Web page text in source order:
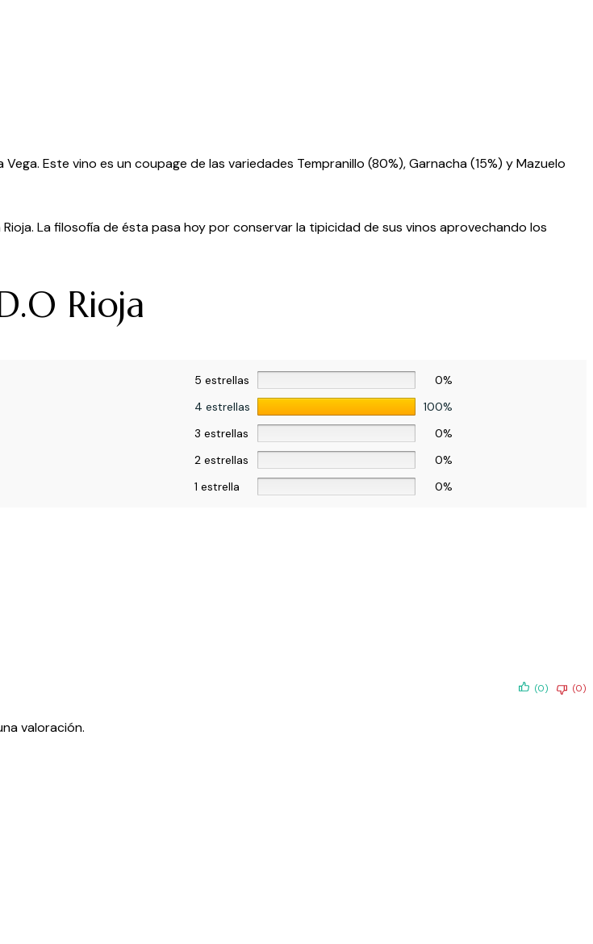
Este vino es un coupage de las variedades Tempranillo (80%), Garnacha (15%) y Mazuelo
La filosofía de ésta pasa hoy por conservar la tipicidad de sus vinos aprovechando los
Rioja
5 estrellas
0%
4 estrellas
100%
3 estrellas
0%
2 estrellas
0%
1 estrella
0%
(0) (0)
valoración.